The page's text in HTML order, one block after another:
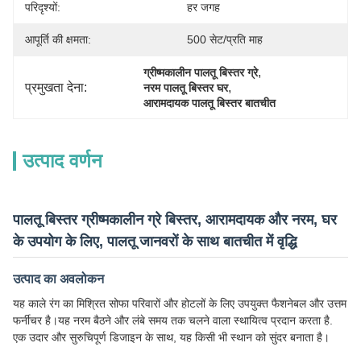
परिदृश्यों: हर जगह
आपूर्ति की क्षमता: 500 सेट/प्रति माह
प्रमुखता देना:
ग्रीष्मकालीन पालतू बिस्तर ग्रे,
नरम पालतू बिस्तर घर,
आरामदायक पालतू बिस्तर बातचीत
उत्पाद वर्णन
पालतू बिस्तर ग्रीष्मकालीन ग्रे बिस्तर, आरामदायक और नरम, घर
के उपयोग के लिए, पालतू जानवरों के साथ बातचीत में वृद्धि
उत्पाद का अवलोकन
यह काले रंग का मिश्रित सोफा परिवारों और होटलों के लिए उपयुक्त फैशनेबल और उत्तम
फर्नीचर है।यह नरम बैठने और लंबे समय तक चलने वाला स्थायित्व प्रदान करता है.
एक उदार और सुरुचिपूर्ण डिजाइन के साथ, यह किसी भी स्थान को सुंदर बनाता है।